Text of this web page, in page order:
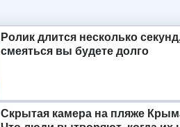
Ролик длится несколько
смеяться вы будете долго
Скрытая камера на пляже